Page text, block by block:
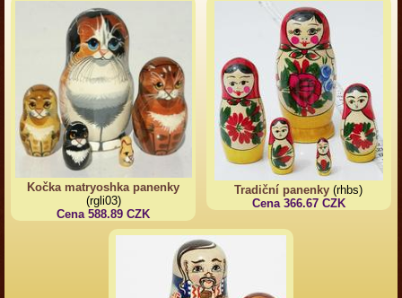
Kočka matryoshka panenky
(rgli03)
Cena 588.89 CZK
Tradiční panenky (rhbs)
Cena 366.67 CZK